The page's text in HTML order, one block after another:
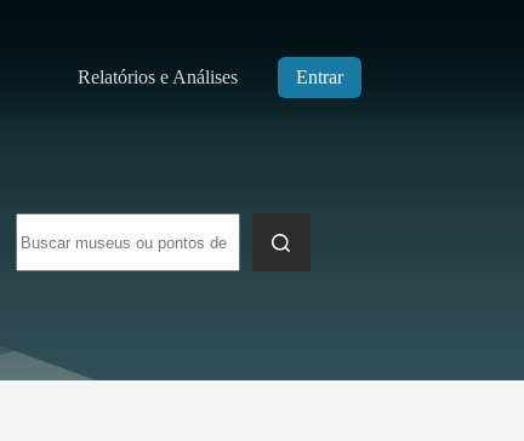
Relatórios e Análises Entrar
resultados